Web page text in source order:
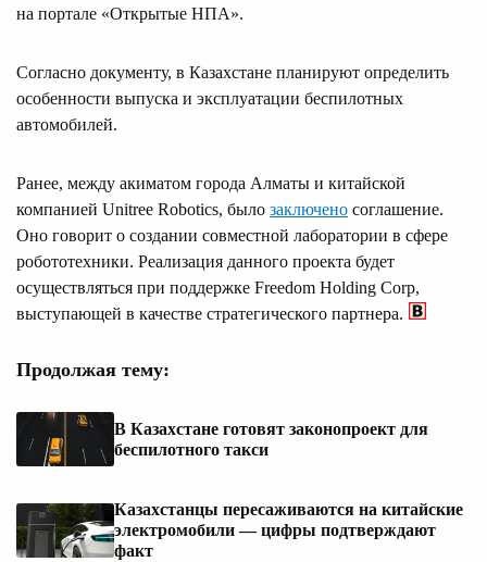
на портале «Открытые НПА».
Согласно документу, в Казахстане планируют определить
особенности выпуска и эксплуатации беспилотных
автомобилей.
Ранее, между акиматом города Алматы и китайской
компанией Unitree Robotics, было заключено соглашение.
Оно говорит о создании совместной лаборатории в сфере
робототехники. Реализация данного проекта будет
осуществляться при поддержке Freedom Holding Corp,
выступающей в качестве стратегического партнера.
Продолжая тему:
В Казахстане готовят законопроект для
беспилотного такси
Казахстанцы пересаживаются на китайские
электромобили — цифры подтверждают
факт